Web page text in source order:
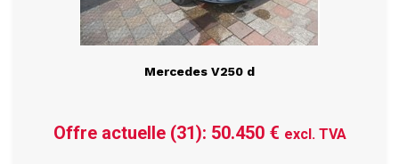
Mercedes V250 d